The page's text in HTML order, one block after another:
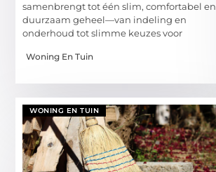
samenbrengt tot één slim, comfortabel en
duurzaam geheel—van indeling en
onderhoud tot slimme keuzes voor
Woning En Tuin
WONING EN TUIN